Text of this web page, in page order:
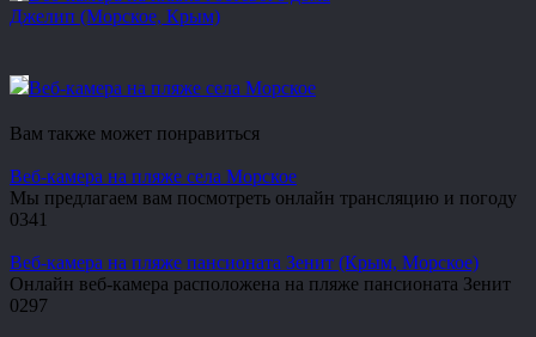
Джелип (Морское, Крым)
Веб-камера на пляже села Морское
Вам также может понравиться
Веб-камера на пляже села Морское
Мы предлагаем вам посмотреть онлайн трансляцию и погоду
0341
Веб-камера на пляже пансионата Зенит (Крым, Морское)
Онлайн веб-камера расположена на пляже пансионата Зенит
0297